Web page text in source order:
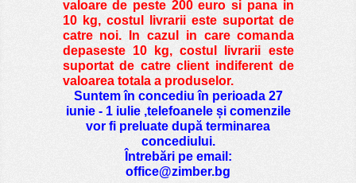
valoare de peste200 euro si pana in
10 kg, costul livrarii este suportat de
catre noi. In cazul in care comanda
depaseste 10 kg, costul livrarii este
suportat de catre client indiferent de
valoarea totala a produselor.
Suntem în concediu în perioada 27
iunie - 1 iulie ,telefoanele și comenzile
vor fi preluate după terminarea
concediului.
Întrebări pe email:
office@zimber.bg